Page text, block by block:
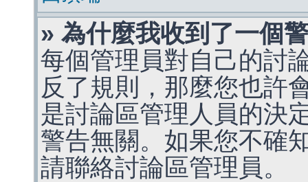
» 為什麼我收到了一個
每個管理員對自己的討
反了規則，那麼您也許
是討論區管理人員的決
警告無關。如果您不確
請聯絡討論區管理員。